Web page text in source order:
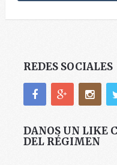
REDES SOCIALES
DANOS UN LIKE
DEL RÉGIMEN